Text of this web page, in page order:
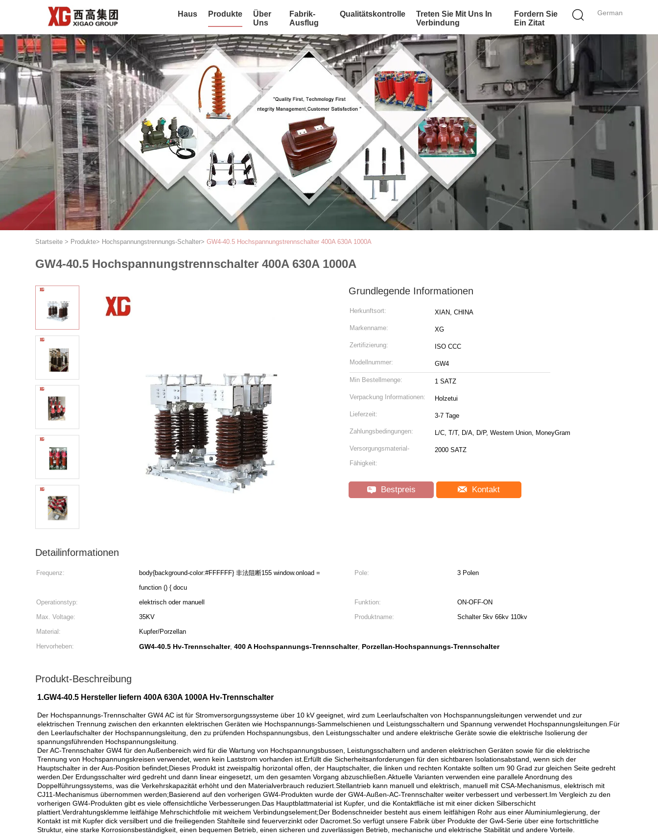
German
Haus Produkte
Über
Uns
Fabrik-
Ausflug
Qualitätskontrolle
Treten Sie Mit Uns In
Verbindung
Fordern Sie
Ein Zitat
Startseite > Produkte> Hochspannungstrennungs-Schalter> GW4-40.5 Hochspannungstrennschalter 400A 630A 1000A
GW4-40.5 Hochspannungstrennschalter 400A 630A 1000A
Grundlegende Informationen
Herkunftsort: XIAN, CHINA
Markenname: XG
Zertifizierung: ISO CCC
Modellnummer: GW4
Min Bestellmenge: 1 SATZ
Verpackung Informationen: Holzetui
Lieferzeit: 3-7 Tage
Zahlungsbedingungen: L/C, T/T, D/A, D/P, Western Union, MoneyGram
Versorgungsmaterial-
Fähigkeit:
2000 SATZ
Bestpreis Kontakt
Detailinformationen
Frequenz:
body{background-color:#FFFFFF} 非法阻断155 window.onload =
function () { docu
Pole: 3 Polen
Operationstyp: elektrisch oder manuell Funktion:
ON-OFF-ON
Max. Voltage:
35KV Produktname:
Schalter 5kv 66kv 110kv
Material:
Kupfer/Porzellan
Hervorheben:
GW4-40.5 Hv-Trennschalter, 400 A Hochspannungs-Trennschalter, Porzellan-Hochspannungs-Trennschalter
Produkt-Beschreibung
1.GW4-40.5 Hersteller liefern 400A 630A 1000A Hv-Trennschalter
Der Hochspannungs-Trennschalter GW4 AC ist für Stromversorgungssysteme über 10 kV geeignet, wird zum Leerlaufschalten von Hochspannungsleitungen verwendet und zur
elektrischen Trennung zwischen den erkannten elektrischen Geräten wie Hochspannungs-Sammelschienen und Leistungsschaltern und Spannung verwendet Hochspannungsleitungen.Für
den Leerlaufschalter der Hochspannungsleitung, den zu prüfenden Hochspannungsbus, den Leistungsschalter und andere elektrische Geräte sowie die elektrische Isolierung der
spannungsführenden Hochspannungsleitung.
Der AC-Trennschalter GW4 für den Außenbereich wird für die Wartung von Hochspannungsbussen, Leistungsschaltern und anderen elektrischen Geräten sowie für die elektrische
Trennung von Hochspannungskreisen verwendet, wenn kein Laststrom vorhanden ist.Erfüllt die Sicherheitsanforderungen für den sichtbaren Isolationsabstand, wenn sich der
Hauptschalter in der Aus-Position befindet;Dieses Produkt ist zweispaltig horizontal offen, der Hauptschalter, die linken und rechten Kontakte sollten um 90 Grad zur gleichen Seite gedreht
werden.Der Erdungsschalter wird gedreht und dann linear eingesetzt, um den gesamten Vorgang abzuschließen.Aktuelle Varianten verwenden eine parallele Anordnung des
Doppelführungssystems, was die Verkehrskapazität erhöht und den Materialverbrauch reduziert.Stellantrieb kann manuell und elektrisch, manuell mit CSA-Mechanismus, elektrisch mit
CJ11-Mechanismus übernommen werden;Basierend auf den vorherigen GW4-Produkten wurde der GW4-Außen-AC-Trennschalter weiter verbessert und verbessert.Im Vergleich zu den
vorherigen GW4-Produkten gibt es viele offensichtliche Verbesserungen.Das Hauptblattmaterial ist Kupfer, und die Kontaktfläche ist mit einer dicken Silberschicht
plattiert.Verdrahtungsklemme leitfähige Mehrschichtfolie mit weichem Verbindungselement;Der Bodenschneider besteht aus einem leitfähigen Rohr aus einer Aluminiumlegierung, der
Kontakt ist mit Kupfer dick versilbert und die freiliegenden Stahlteile sind feuerverzinkt oder Dacromet.So verfügt unsere Fabrik über Produkte der Gw4-Serie über eine fortschrittliche
Struktur, eine starke Korrosionsbeständigkeit, einen bequemen Betrieb, einen sicheren und zuverlässigen Betrieb, mechanische und elektrische Stabilität und andere Vorteile.